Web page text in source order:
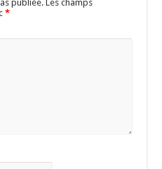
publiée. Les champs
*